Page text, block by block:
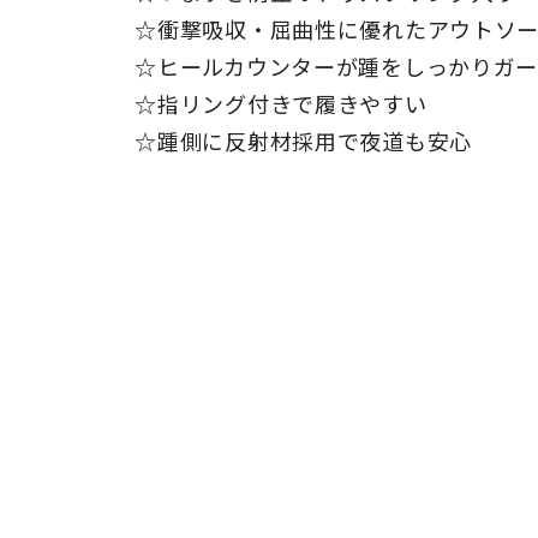
☆衝撃吸収・屈曲性に優れたアウトソ
☆ヒールカウンターが踵をしっかりガ
☆指リング付きで履きやすい
☆踵側に反射材採用で夜道も安心